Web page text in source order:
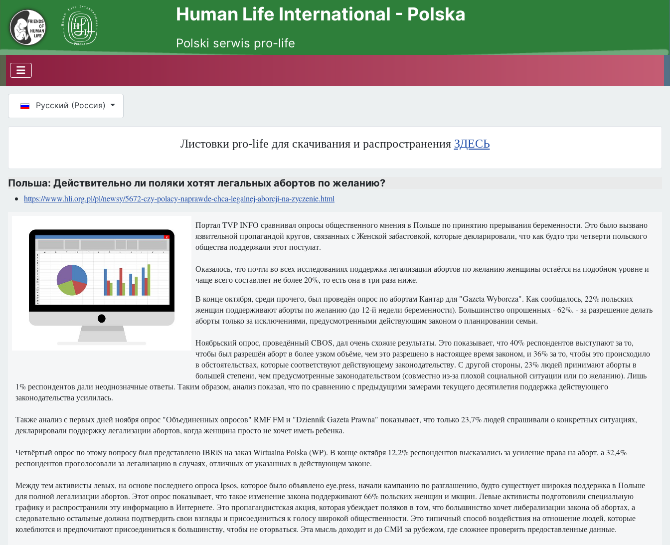
Human Life International - Polska
Polski serwis pro-life
Русский (Россия)
Листовки pro-life для скачивания и распространения ЗДЕСЬ
Польша: Действительно ли поляки хотят легальных абортов по желанию?
https://www.hli.org.pl/pl/newsy/5672-czy-polacy-naprawde-chca-legalnej-aborcji-na-zyczenie.html
Портал TVP INFO сравнивал опросы общественного мнения в Польше по принятию прерывания беременности. Это было вызвано
язвительной пропагандой кругов, связанных с Женской забастовкой, которые декларировали, что как будто три четверти польского
общества поддержали этот постулат.
Оказалось, что почти во всех исследованиях поддержка легализации абортов по желанию женщины остаётся на подобном уровне и
чаще всего составляет не более 20%, то есть она в три раза ниже.
В конце октября, среди прочего, был проведён опрос по абортам Кантар для "Gazeta Wyborcza". Как сообщалось, 22% польских
женщин поддерживают аборты по желанию (до 12-й недели беременности). Большинство опрошенных - 62%. - за разрешение делать
аборты только за исключениями, предусмотренными действующим законом о планировании семьи.
Ноябрьский опрос, проведённый CBOS, дал очень схожие результаты. Это показывает, что 40% респондентов выступают за то,
чтобы был разрешён аборт в более узком объёме, чем это разрешено в настоящее время законом, и 36% за то, чтобы это происходило
в обстоятельствах, которые соответствуют действующему законодательству. С другой стороны, 23% людей принимают аборты в
большей степени, чем предусмотренные законодательством (совместно из-за плохой социальной ситуации или по желанию). Лишь
1% респондентов дали неоднозначные ответы. Таким образом, анализ показал, что по сравнению с предыдущими замерами текущего десятилетия поддержка действующего
законодательства усилилась.
Также анализ с первых дней ноября опрос "Объединенных опросов" RMF FM и "Dziennik Gazeta Prawna" показывает, что только 23,7% людей спрашивали о конкретных ситуациях,
декларировали поддержку легализации абортов, когда женщина просто не хочет иметь ребенка.
Четвёртый опрос по этому вопросу был представлено IBRiS на заказ Wirtualna Polska (WP). В конце октября 12,2% респондентов высказались за усиление права на аборт, а 32,4%
респондентов проголосовали за легализацию в случаях, отличных от указанных в действующем законе.
Между тем активисты левых, на основе последнего опроса Ipsos, которое было объявлено eye.press, начали кампанию по разглашению, будто существует широкая поддержка в Польше
для полной легализации абортов. Этот опрос показывает, что такое изменение закона поддерживают 66% польских женщин и мкщин. Левые активисты подготовили специальную
графику и распространили эту информацию в Интернете. Это пропагандистская акция, которая убеждает поляков в том, что большинство хочет либерализации закона об абортах, а
следовательно остальные должна подтвердить свои взгляды и присоединиться к голосу широкой общественности. Это типичный способ воздействия на отношение людей, которые
колеблются и предпочитают присоединиться к большинству, чтобы не оторваться. Эта мысль доходит и до СМИ за рубежом, где сложнее проверить предоставленные данные.